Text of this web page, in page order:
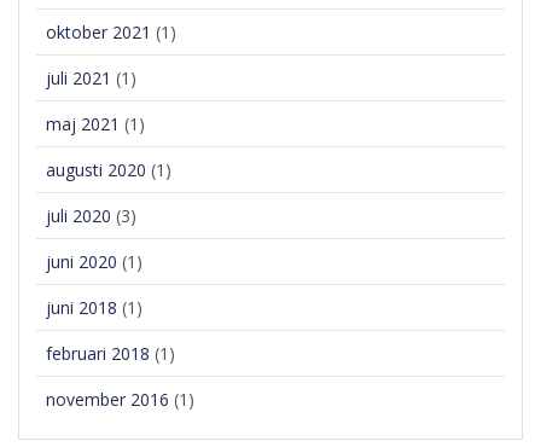
oktober 2021 (1)
juli 2021 (1)
maj 2021 (1)
augusti 2020 (1)
juli 2020 (3)
juni 2020 (1)
juni 2018 (1)
februari 2018 (1)
november 2016 (1)